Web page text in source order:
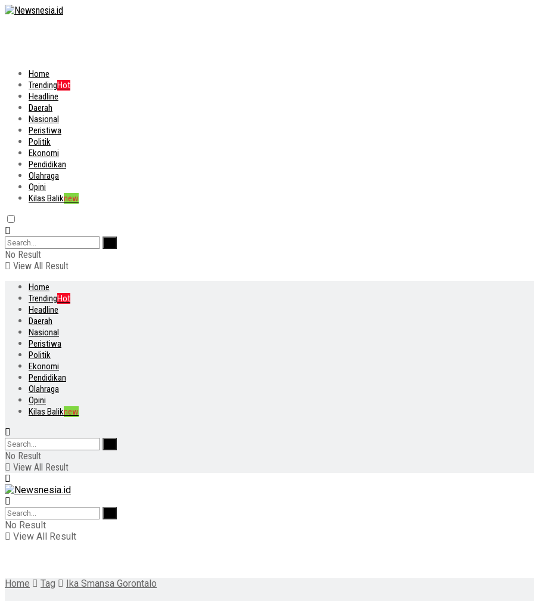
Home
TrendingHot
Headline
Daerah
Nasional
Peristiwa
Politik
Ekonomi
Pendidikan
Olahraga
Opini
Kilas Baliknew
No Result
View All Result
Home
TrendingHot
Headline
Daerah
Nasional
Peristiwa
Politik
Ekonomi
Pendidikan
Olahraga
Opini
Kilas Baliknew
No Result
View All Result
No Result
View All Result
Home Tag Ika Smansa Gorontalo